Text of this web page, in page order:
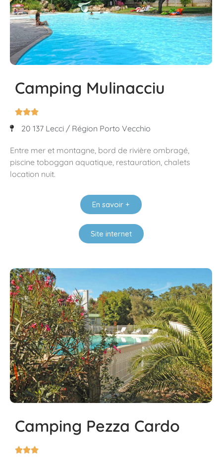
Camping Mulinacciu

20 137 Lecci / Région Porto Vecchio
Entre mer et montagne, bord de rivière ombragé,
piscine toboggan aquatique, restauration, chalets
location nuit.
En savoir +
Site internet
Camping Pezza Cardo
